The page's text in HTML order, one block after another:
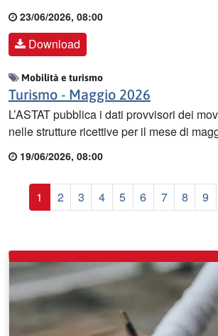
23/06/2026, 08:00
Download
Mobilità e turismo
Turismo - Maggio 2026
L’ASTAT pubblica i dati provvisori dei
nelle strutture ricettive per il mese di
19/06/2026, 08:00
1 2 3 4 5 6 7 8 9